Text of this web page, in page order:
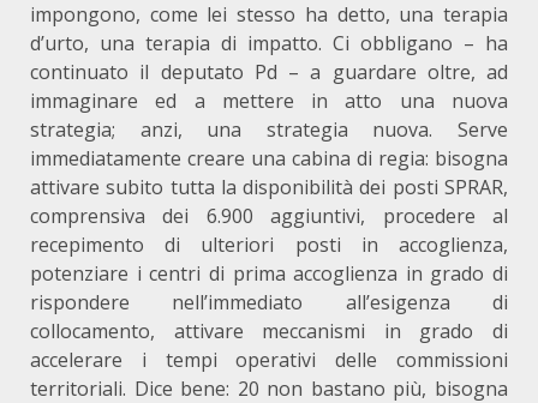
impongono, come lei stesso ha detto, una terapia
d’urto, una terapia di impatto. Ci obbligano – ha
continuato il deputato Pd – a guardare oltre, ad
immaginare ed a mettere in atto una nuova
strategia; anzi, una strategia nuova. Serve
immediatamente creare una cabina di regia: bisogna
attivare subito tutta la disponibilità dei posti SPRAR,
comprensiva dei 6.900 aggiuntivi, procedere al
recepimento di ulteriori posti in accoglienza,
potenziare i centri di prima accoglienza in grado di
rispondere nell’immediato all’esigenza di
collocamento, attivare meccanismi in grado di
accelerare i tempi operativi delle commissioni
territoriali. Dice bene: 20 non bastano più, bisogna